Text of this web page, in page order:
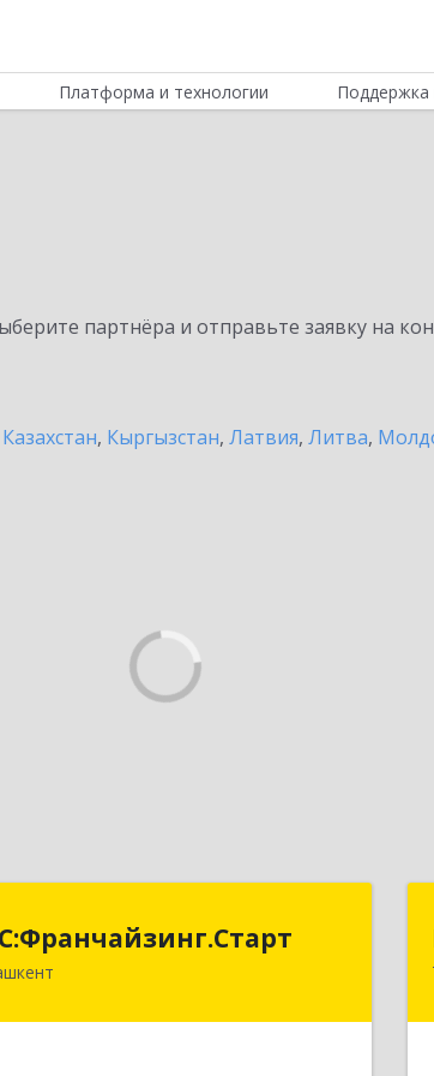
Платформа и технологии Поддержка
партнёра и отправьте заявку на
Казахстан, Кыргызстан, Латвия, Литва,
1С:Франчайзинг.Старт